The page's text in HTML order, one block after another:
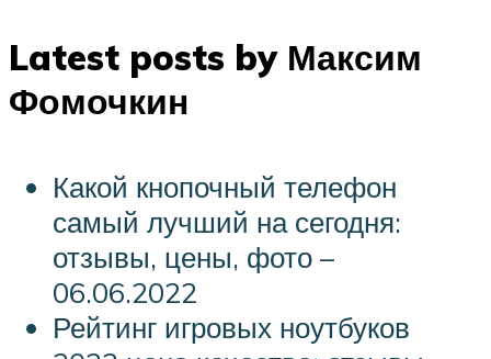
Latest posts by Максим
Фомочкин
Какой кнопочный телефон
самый лучший на сегодня:
отзывы, цены, фото –
06.06.2022
Рейтинг игровых ноутбуков